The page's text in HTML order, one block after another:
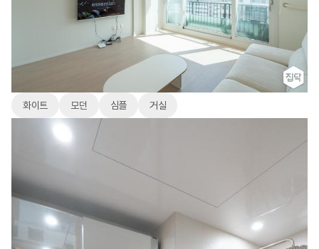
화이트 모던 심플 거실